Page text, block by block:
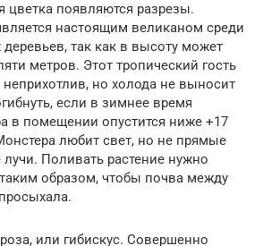
цветка появляются разрезы.
настоящим великаном среди
так как в высоту может
метров. Этот тропический гость
но холода не выносит
если в зимнее время
в помещении опустится ниже +17
любит свет, но не прямые
Поливать растение нужно
образом, чтобы почва между
или гибискус. Совершенно